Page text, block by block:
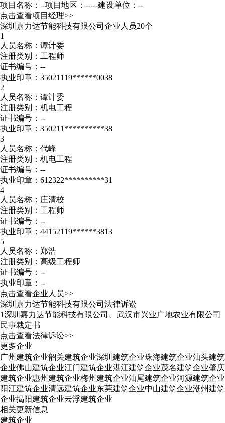
项目名称：--项目地区：-----建设单位：--
点击查看项目经理>>
深圳嘉力达节能科技有限公司企业人员20个
1
人员名称：谭计委
注册类别：工程师
证书编号：--
执业印章：35021119******0038
2
人员名称：谭计委
注册类别：机电工程
证书编号：--
执业印章：350211**********38
3
人员名称：代峰
注册类别：机电工程
证书编号：--
执业印章：612322**********31
4
人员名称：庄清校
注册类别：工程师
证书编号：--
执业印章：44152119******3813
5
人员名称：郑浩
注册类别：高级工程师
证书编号：--
执业印章：--
点击查看企业人员>>
深圳嘉力达节能科技有限公司法律诉讼
1深圳嘉力达节能科技有限公司、武汉市兴业广地农业有限公司
民事裁定书
点击查看法律诉讼>>
更多企业
广州建筑企业韶关建筑企业深圳建筑企业珠海建筑企业汕头建筑
企业佛山建筑企业江门建筑企业湛江建筑企业茂名建筑企业肇庆
建筑企业惠州建筑企业梅州建筑企业汕尾建筑企业河源建筑企业
阳江建筑企业清远建筑企业东莞建筑企业中山建筑企业潮州建筑
企业揭阳建筑企业云浮建筑企业
相关更新信息
建筑企业